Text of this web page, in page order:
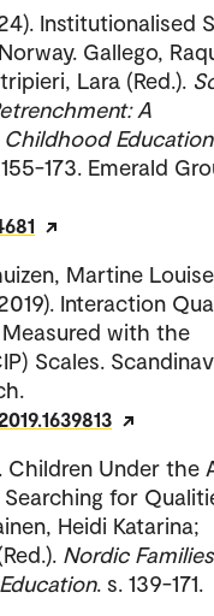
Institutionalised
Gallego,
Lara (Red.).
A
173. Emerald
Martine
Interaction
with the
Scales.
Children Under the
for
Heidi Katarina;
Nordic
. s. 139-171.